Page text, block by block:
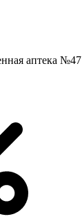
аптека №47